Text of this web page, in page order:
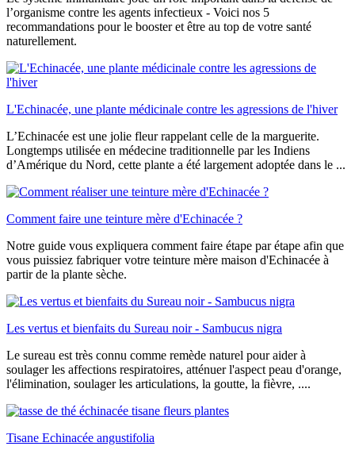
l’organisme contre les agents infectieux - Voici nos 5
recommandations pour le booster et être au top de votre santé
naturellement.
L'Echinacée, une plante médicinale contre les agressions de l'hiver
L’Echinacée est une jolie fleur rappelant celle de la marguerite.
Longtemps utilisée en médecine traditionnelle par les Indiens
d’Amérique du Nord, cette plante a été largement adoptée dans le ...
Comment faire une teinture mère d'Echinacée ?
Notre guide vous expliquera comment faire étape par étape afin que
vous puissiez fabriquer votre teinture mère maison d'Echinacée à
partir de la plante sèche.
Les vertus et bienfaits du Sureau noir - Sambucus nigra
Le sureau est très connu comme remède naturel pour aider à
soulager les affections respiratoires, atténuer l'aspect peau d'orange,
l'élimination, soulager les articulations, la goutte, la fièvre, ....
Tisane Echinacée angustifolia